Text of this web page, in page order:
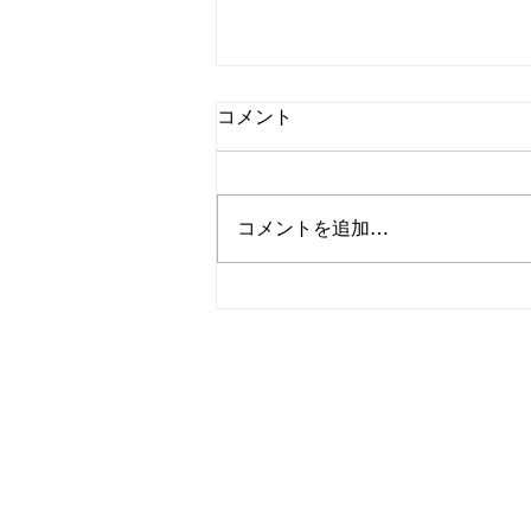
8/2㈰Sodattette
コメント
コメントを追加…